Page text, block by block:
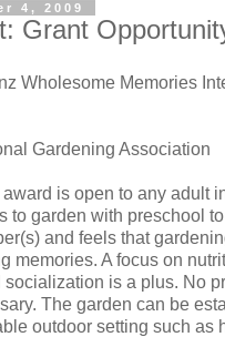
4, 2009
Grant
Wholesome Memories
Gardening Association
is open to any adult
to garden with preschool
and feels that
memories. A focus on
is a plus. No
The garden can be
outdoor setting such as